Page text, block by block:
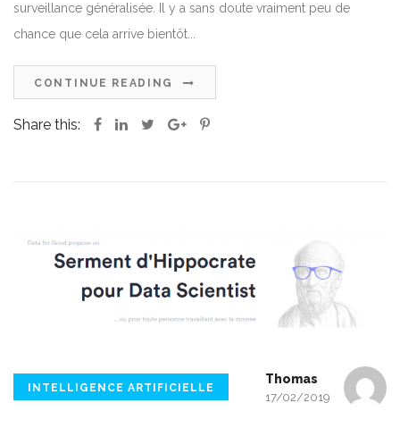
surveillance généralisée. Il y a sans doute vraiment peu de
chance que cela arrive bientôt...
CONTINUE READING
Share this:
INTELLIGENCE ARTIFICIELLE
Thomas
17/02/2019